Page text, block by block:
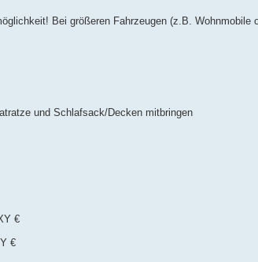
Bei größeren Fahrzeugen (z.B. Wohnmobile
und Schlafsack/Decken mitbringen
€
€